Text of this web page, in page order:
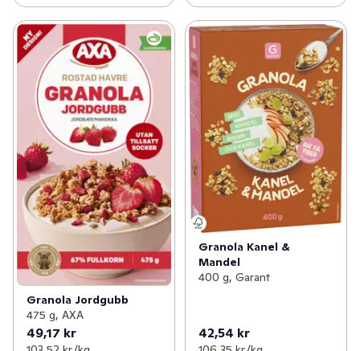
Granola Jordgubb
475 g, AXA
49,17 kr
Granola Kanel &
Mandel
400 g, Garant
42,54 kr